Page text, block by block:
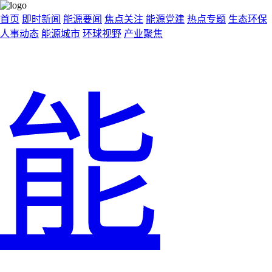
首页 即时新闻 能源要闻 焦点关注 能源党建 热点专题 生态环保
人事动态 能源城市 环球视野 产业聚焦
能